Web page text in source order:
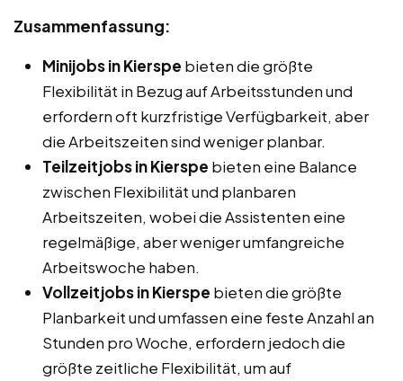
Zusammenfassung:
Minijobs in Kierspe bieten die größte
Flexibilität in Bezug auf Arbeitsstunden und
erfordern oft kurzfristige Verfügbarkeit, aber
die Arbeitszeiten sind weniger planbar.
Teilzeitjobs in Kierspe bieten eine Balance
zwischen Flexibilität und planbaren
Arbeitszeiten, wobei die Assistenten eine
regelmäßige, aber weniger umfangreiche
Arbeitswoche haben.
Vollzeitjobs in Kierspe bieten die größte
Planbarkeit und umfassen eine feste Anzahl an
Stunden pro Woche, erfordern jedoch die
größte zeitliche Flexibilität, um auf